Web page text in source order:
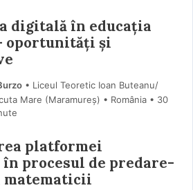
digitală în educația
oportunități și
• Liceul Teoretic Ioan Buteanu/
Mare (Maramureş) • România
30
platformei
în procesul de predare-
matematicii